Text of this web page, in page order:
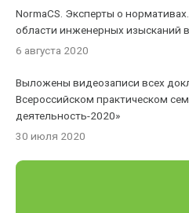
NormaCS. Эксперты о
области инженерных изысканий
6 августа 2020
Выложены видеозаписи всех
Всероссийском практическом
деятельность-2020»
30 июля 2020